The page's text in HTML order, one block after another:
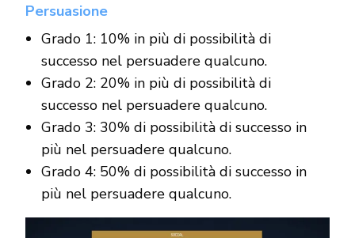
Persuasione
Grado 1: 10% in più di possibilità di
successo nel persuadere qualcuno.
Grado 2: 20% in più di possibilità di
successo nel persuadere qualcuno.
Grado 3: 30% di possibilità di successo in
più nel persuadere qualcuno.
Grado 4: 50% di possibilità di successo in
più nel persuadere qualcuno.